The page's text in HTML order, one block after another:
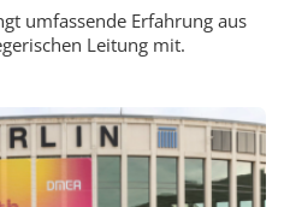
umfassende Erfahrung aus
Leitung mit.